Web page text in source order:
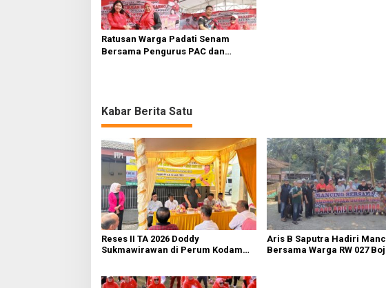
Ratusan Warga Padati Senam
Bersama Pengurus PAC dan
Kabar Berita Satu
Reses II TA 2026 Doddy
Sukmawirawan di Perum Kodam
Aris B Saputra Hadiri
Bersama Warga RW 027